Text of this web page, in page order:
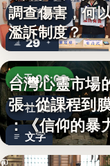
教育政策
29
調查傷害，何
濫訴制度？
今天 06:00
社會觀察
文字
台灣心靈市場
張─從課程到
：《信仰的暴
選摘（3…